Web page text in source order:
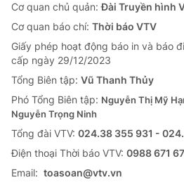
Cơ quan chủ quản:Đài Truyền hình
Cơ quan báo chí: Thời báo VTV
Giấy phép hoạt động báo in và báo
cấp ngày 29/12/2023
Tổng Biên tập: Vũ Thanh Thủy
Phó Tổng Biên tập: Nguyễn Thị Mỹ
Nguyễn Trọng Ninh
Tổng đài VTV: 024.38 355 931 -
Ðiện thoại Thời báo VTV: 0988 671
Email: toasoan@vtv.vn